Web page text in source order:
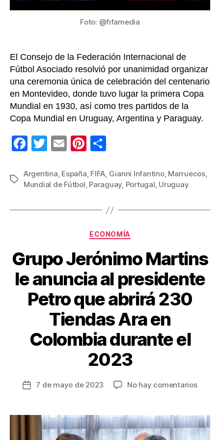
Foto: @fifamedia
El Consejo de la Federación Internacional de
Fútbol Asociado resolvió por unanimidad organizar
una ceremonia única de celebración del centenario
en Montevideo, donde tuvo lugar la primera Copa
Mundial en 1930, así como tres partidos de la
Copa Mundial en Uruguay, Argentina y Paraguay.
F
c
e
b
k
T
tt
er
E
ail
Pi
er
e
st
m
p
ar
Etiquetas
Argentina, España, FIFA, Gianni Infantino, Marruecos,
Mundial de Fútbol, Paraguay, Portugal, Uruguay
Categorías
ECONOMÍA
Grupo Jerónimo Martins
le anuncia al presidente
Petro que abrirá 230
Tiendas Ara en
Colombia durante el
2023
Fecha
entrada
7 de mayo de 2023 No hay comentariosen
le